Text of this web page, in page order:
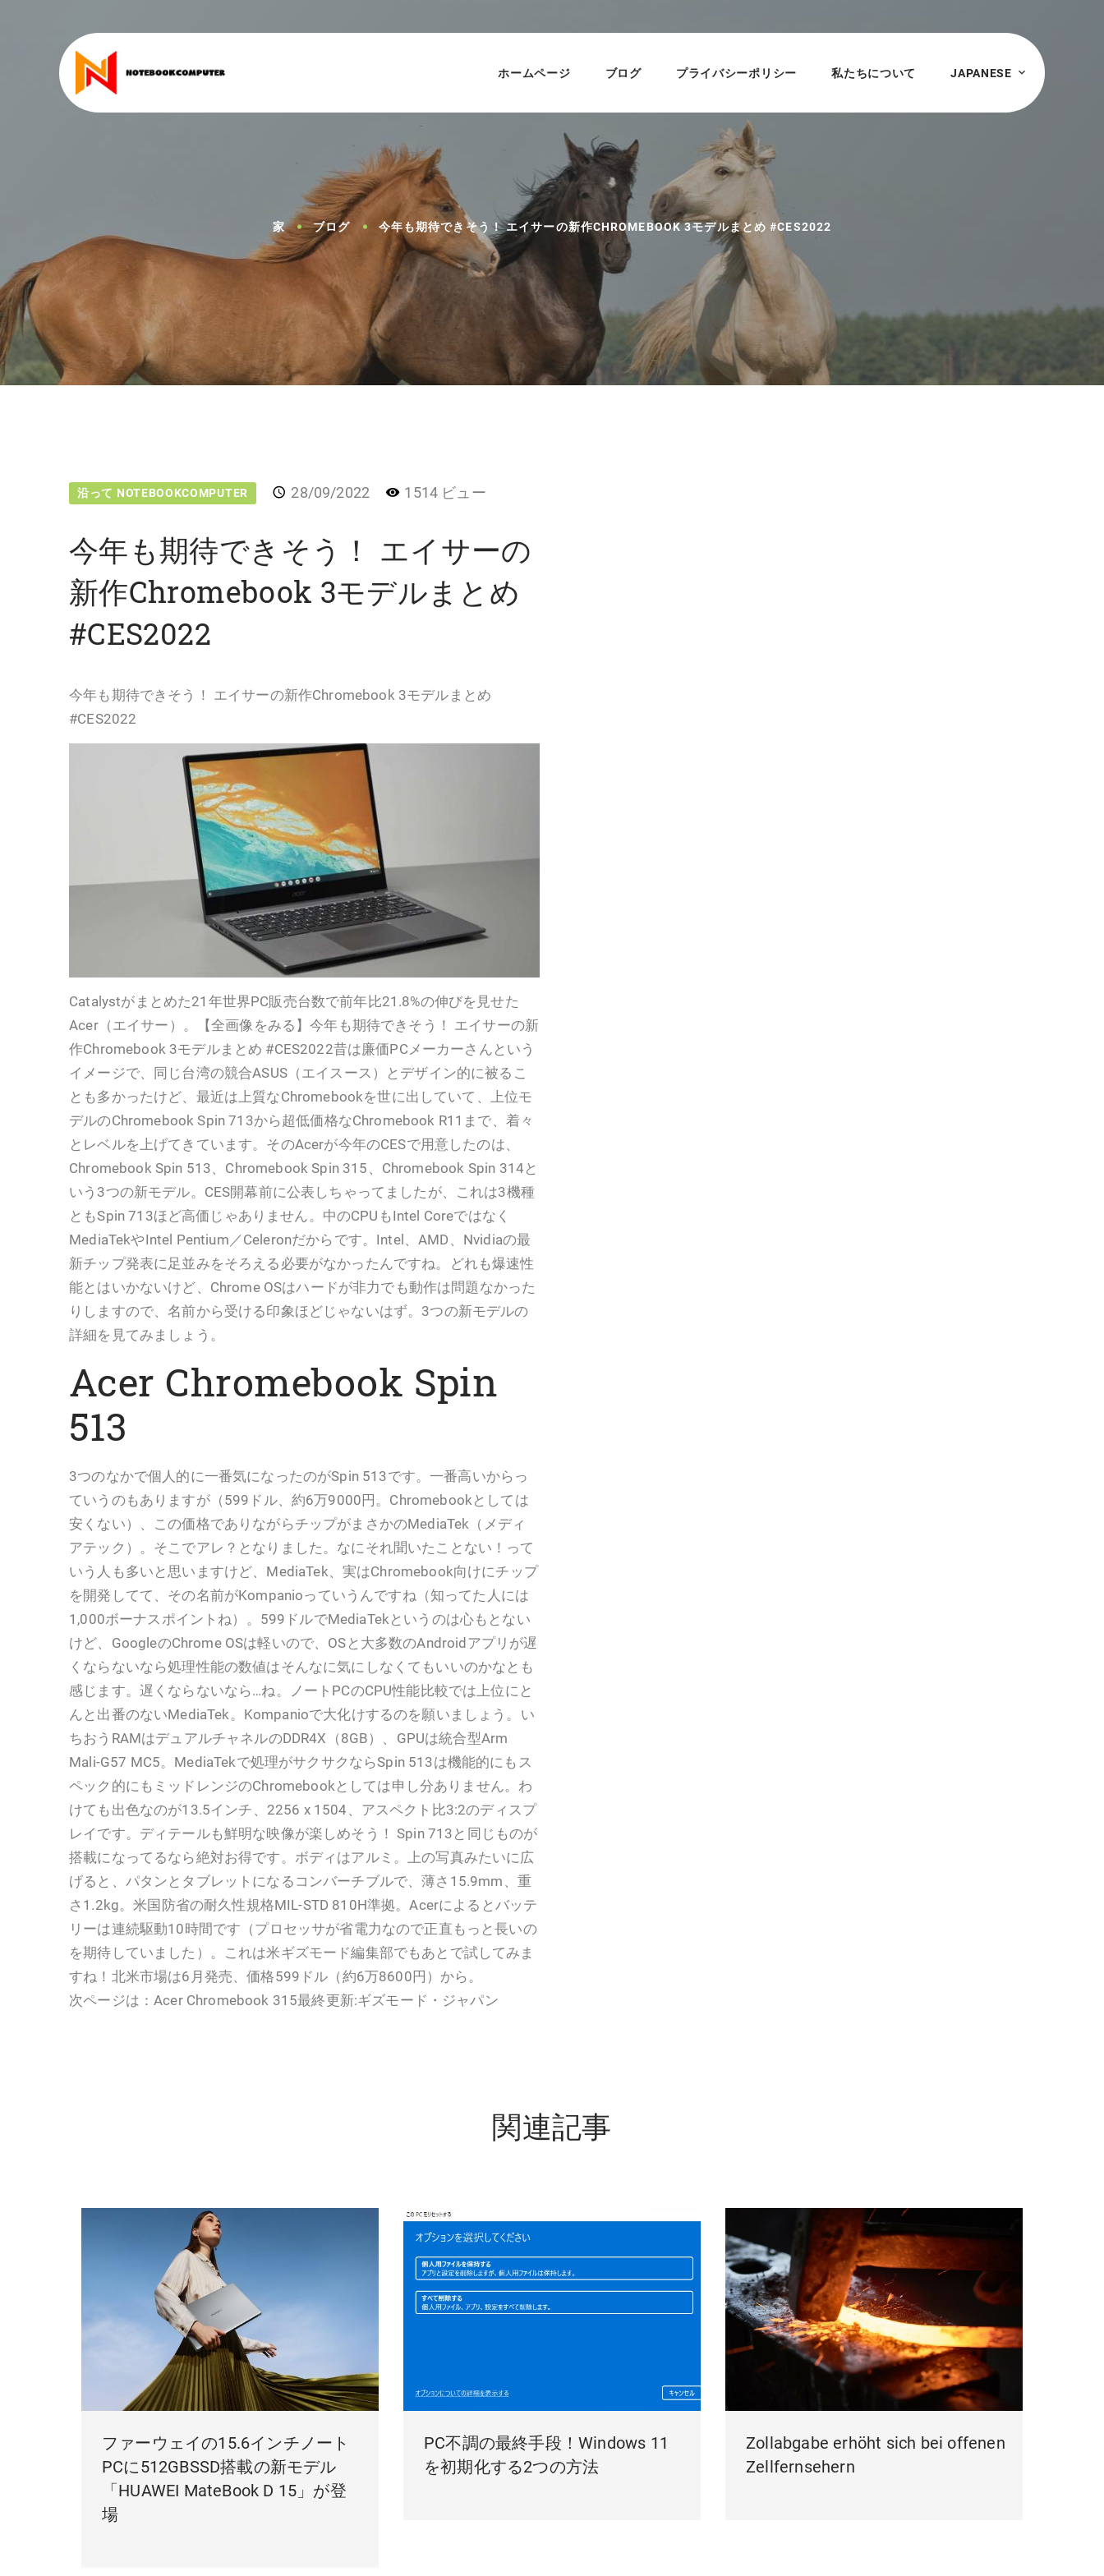
ホームページ ブログ プライバシーポリシー 私たちについて JAPANESE
家 ブログ 今年も期待できそう！ エイサーの新作CHROMEBOOK 3モデルまとめ #CES2022
沿って NOTEBOOKCOMPUTER 28/09/2022 1514 ビュー
今年も期待できそう！ エイサーの
新作Chromebook 3モデルまとめ
#CES2022
今年も期待できそう！ エイサーの新作Chromebook 3モデルまとめ
#CES2022
Catalystがまとめた21年世界PC販売台数で前年比21.8%の伸びを見せた
Acer（エイサー）。【全画像をみる】今年も期待できそう！ エイサーの新
作Chromebook 3モデルまとめ #CES2022昔は廉価PCメーカーさんという
イメージで、同じ台湾の競合ASUS（エイスース）とデザイン的に被るこ
とも多かったけど、最近は上質なChromebookを世に出していて、上位モ
デルのChromebook Spin 713から超低価格なChromebook R11まで、着々
とレベルを上げてきています。そのAcerが今年のCESで用意したのは、
Chromebook Spin 513、Chromebook Spin 315、Chromebook Spin 314と
いう3つの新モデル。CES開幕前に公表しちゃってましたが、これは3機種
ともSpin 713ほど高価じゃありません。中のCPUもIntel Coreではなく
MediaTekやIntel Pentium／Celeronだからです。Intel、AMD、Nvidiaの最
新チップ発表に足並みをそろえる必要がなかったんですね。どれも爆速性
能とはいかないけど、Chrome OSはハードが非力でも動作は問題なかった
りしますので、名前から受ける印象ほどじゃないはず。3つの新モデルの
詳細を見てみましょう。
Acer Chromebook Spin
513
3つのなかで個人的に一番気になったのがSpin 513です。一番高いからっ
ていうのもありますが（599ドル、約6万9000円。Chromebookとしては
安くない）、この価格でありながらチップがまさかのMediaTek（メディ
アテック）。そこでアレ？となりました。なにそれ聞いたことない！って
いう人も多いと思いますけど、MediaTek、実はChromebook向けにチップ
を開発してて、その名前がKompanioっていうんですね（知ってた人には
1,000ボーナスポイントね）。599ドルでMediaTekというのは心もとない
けど、GoogleのChrome OSは軽いので、OSと大多数のAndroidアプリが遅
くならないなら処理性能の数値はそんなに気にしなくてもいいのかなとも
感じます。遅くならないなら…ね。ノートPCのCPU性能比較では上位にと
んと出番のないMediaTek。Kompanioで大化けするのを願いましょう。い
ちおうRAMはデュアルチャネルのDDR4X（8GB）、GPUは統合型Arm
Mali-G57 MC5。MediaTekで処理がサクサクならSpin 513は機能的にもス
ペック的にもミッドレンジのChromebookとしては申し分ありません。わ
けても出色なのが13.5インチ、2256 x 1504、アスペクト比3:2のディスプ
レイです。ディテールも鮮明な映像が楽しめそう！ Spin 713と同じものが
搭載になってるなら絶対お得です。ボディはアルミ。上の写真みたいに広
げると、パタンとタブレットになるコンバーチブルで、薄さ15.9mm、重
さ1.2kg。米国防省の耐久性規格MIL-STD 810H準拠。Acerによるとバッテ
リーは連続駆動10時間です（プロセッサが省電力なので正直もっと長いの
を期待していました）。これは米ギズモード編集部でもあとで試してみま
すね！北米市場は6月発売、価格599ドル（約6万8600円）から。
次ページは：Acer Chromebook 315最終更新:ギズモード・ジャパン
関連記事
ファーウェイの15.6インチノート
PCに512GBSSD搭載の新モデル
「HUAWEI MateBook D 15」が登
場
PC不調の最終手段！Windows 11
を初期化する2つの方法
Zollabgabe erhöht sich bei offenen
Zellfernsehern